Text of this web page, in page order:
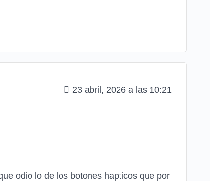
23 abril, 2026 a las 10:21
odio lo de los botones hapticos que por